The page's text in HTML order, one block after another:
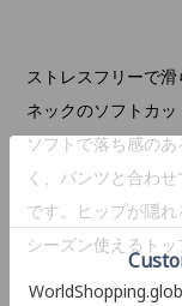
ストレスフリーで
ネックのソフトカッ
ソフトで落ち感の
く、パンツと合わ
です。ヒップが隠
シーズン使えるトッ